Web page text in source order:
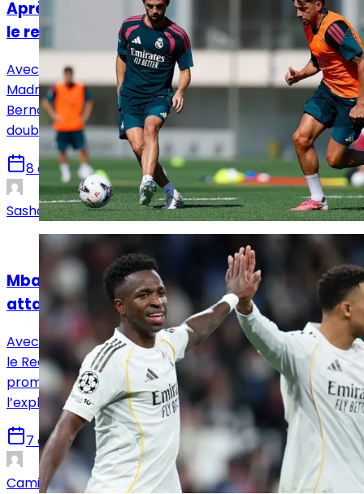
Après l’échec Rodri, Bernardo Silva sera t-il
le remède du Real Madrid ?
Avec l’échec du dossier Rodri, le mercato du Real
Madrid semble bouclé. Une question se pose alors,
Bernardo Silva peut-il combler le vide au sein du
double pivot ?
8 août 2026
Sasha Laquitaine
Analyses
Mbappé, Vinicius Jr, Diomandé : quelle
attaque pour le Real Madrid ?
Avec Vinicius Jr, Mbappé et désormais Yan Diomandé,
le Real Madrid dispose d’un trio offensif très
prometteur. Reste à voir comment José Mourinho
l’exploitera.
7 août 2026
Camille Santos